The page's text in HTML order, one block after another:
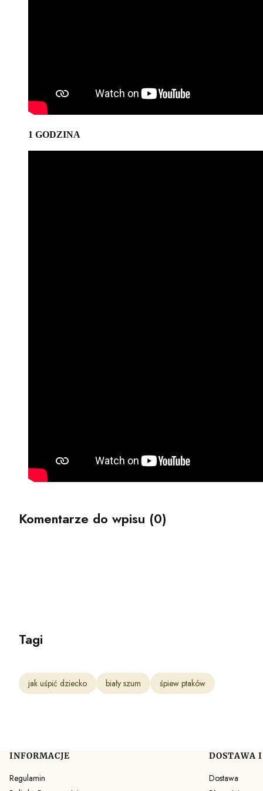
1 GODZINA
Komentarze do wpisu (0)
Tagi
jak uśpić dziecko biały szum śpiew ptaków
Linki w stopce
INFORMACJE
Regulamin
DOSTAWA
Dostawa